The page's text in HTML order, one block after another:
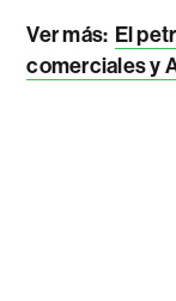
Ver más: El
comerciales y